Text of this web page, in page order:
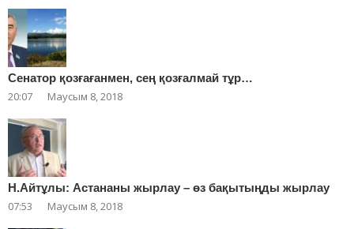
Сенатор қозғағанмен, сең қозғалмай тұр…
20:07 Маусым 8, 2018
Н.Айтұлы: Астананы жырлау – өз бақытыңды жырлау
07:53 Маусым 8, 2018